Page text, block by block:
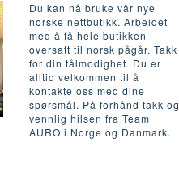
Du kan nå bruke vår nye
norske nettbutikk. Arbeidet
med å få hele butikken
oversatt til norsk pågår. Takk
for din tålmodighet. Du er
alltid velkommen til å
kontakte oss med dine
spørsmål. På forhånd takk og
vennlig hilsen fra Team
AURO i Norge og Danmark.